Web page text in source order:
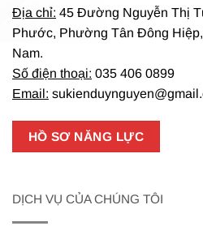
Địa chỉ: 45 Đường Nguyễn Thị
Phước, Phường Tân Đông
Nam.
Số điện thoại: 035 406 0899
Email:
HỒ SƠ NĂNG LỰC
DỊCH VỤ CỦA CHÚNG TÔI